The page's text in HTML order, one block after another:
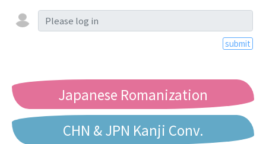
submit
Japanese Romanization
CHN & JPN Kanji Conv.